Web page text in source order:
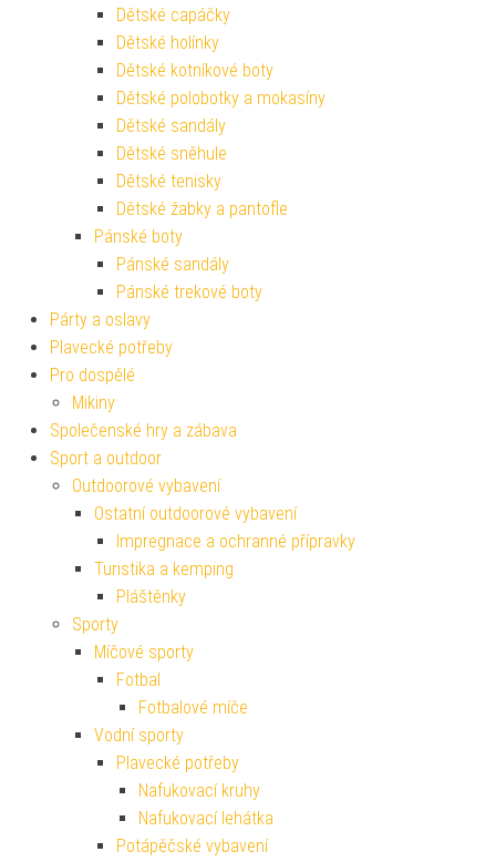
Dětské capáčky
Dětské holínky
Dětské kotníkové boty
Dětské polobotky a mokasíny
Dětské sandály
Dětské sněhule
Dětské tenisky
Dětské žabky a pantofle
Pánské boty
Pánské sandály
Pánské trekové boty
Párty a oslavy
Plavecké potřeby
Pro dospělé
Mikiny
Společenské hry a zábava
Sport a outdoor
Outdoorové vybavení
Ostatní outdoorové vybavení
Impregnace a ochranné přípravky
Turistika a kemping
Pláštěnky
Sporty
Míčové sporty
Fotbal
Fotbalové míče
Vodní sporty
Plavecké potřeby
Nafukovací kruhy
Nafukovací lehátka
Potápěčské vybavení